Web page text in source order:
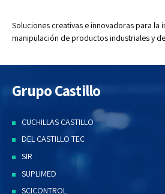
Soluciones creativas e innovadoras para la
manipulación de productos industriales y
Grupo Castillo
CUCHILLAS CASTILLO
DEL CASTILLO TEC
SIR
SUPLIMED
SCICONTROL